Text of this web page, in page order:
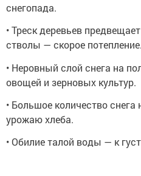
снегопада.
• Треск деревьев
стволы — скорое потепление.
• Неровный слой снега на
овощей и зерновых культур.
• Большое количество
урожаю хлеба.
• Обилие талой воды — к